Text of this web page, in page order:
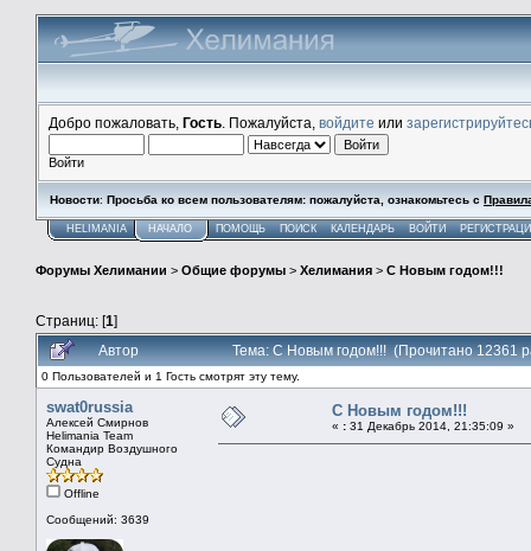
Добро пожаловать, Гость . Пожалуйста, войдите или
Войти
Новости: Просьба ко всем пользователям: пожалуйста, ознакомьтесь с
HELIMANIA НАЧАЛО ПОМОЩЬ ПОИСК КАЛЕНДАРЬ ВОЙТИ
Форумы Хелимании > Общие форумы > Хелимания > С Новым годом!!!
Страниц: [1]
Автор
Тема: С Новым годом!!! (Прочитано 12361
0 Пользователей и 1 Гость смотрят эту тему.
swat0russia
Алексей Смирнов
Helimania Team
Командир Воздушного
Судна
Offline
Сообщений: 3639
С Новым годом!!!
« : 31 Декабрь 2014, 21:35:09 »